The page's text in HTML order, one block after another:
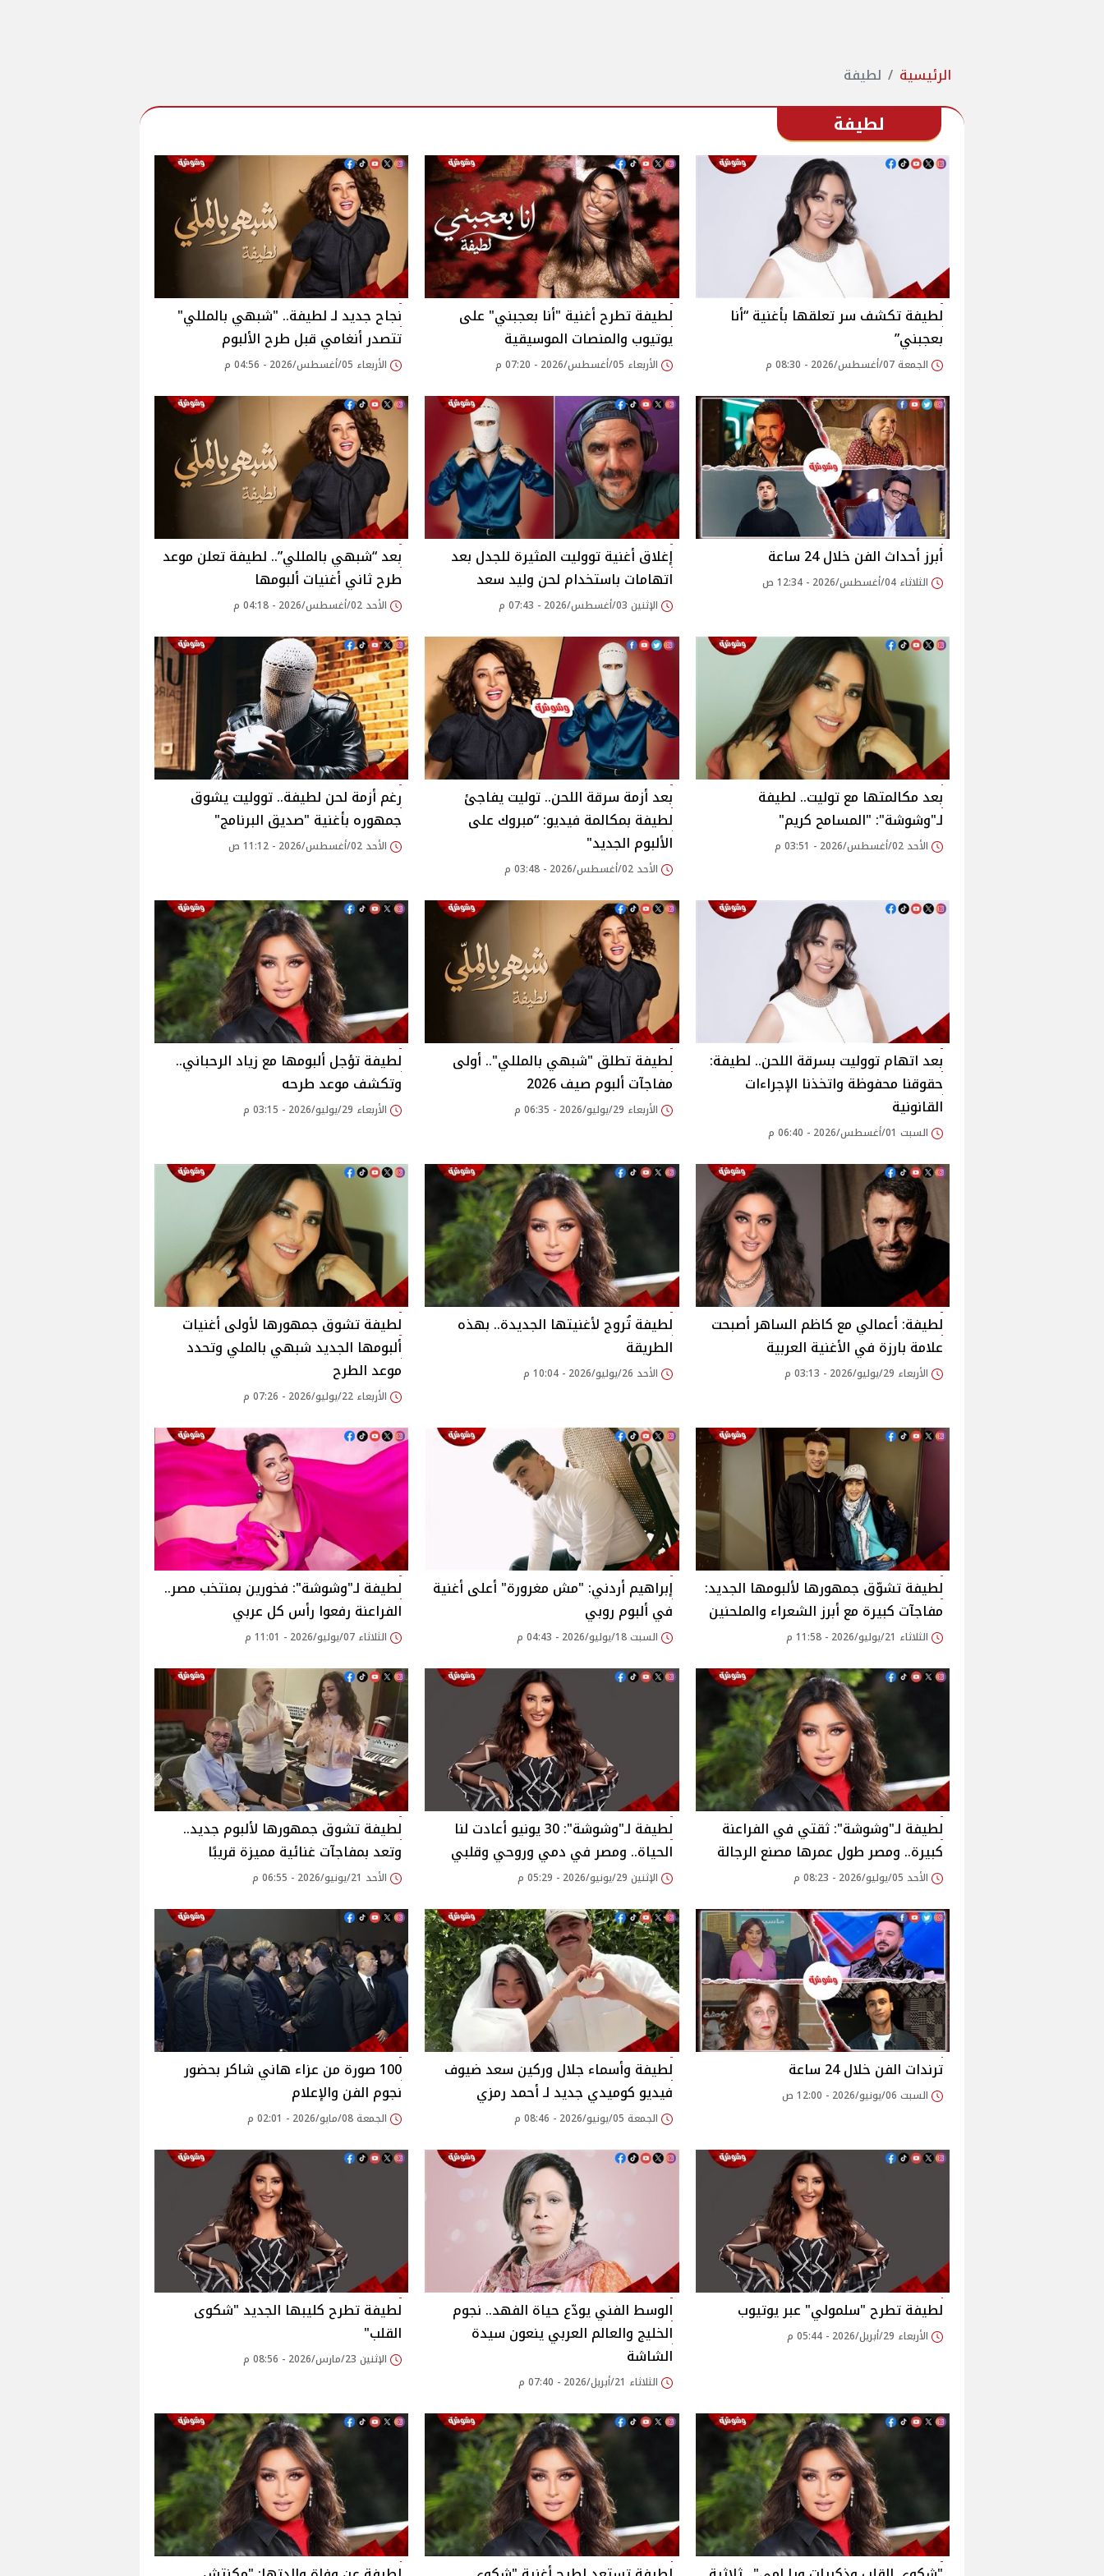
الرئيسية لطيفة
لطيفة
لطيفة تكشف سر تعلقها بأغنية “أنا
بعجبني”
الجمعة 07/أغسطس/2026 - 08:30 م
لطيفة تطرح أغنية "أنا بعجبني" على
يوتيوب والمنصات الموسيقية
الأربعاء 05/أغسطس/2026 - 07:20 م
نجاح جديد لـ لطيفة.. "شبهي بالمللي"
تتصدر أنغامي قبل طرح الألبوم
الأربعاء 05/أغسطس/2026 - 04:56 م
أبرز أحداث الفن خلال 24 ساعة
الثلاثاء 04/أغسطس/2026 - 12:34 ص
إغلاق أغنية تووليت المثيرة للجدل بعد
اتهامات باستخدام لحن وليد سعد
الإثنين 03/أغسطس/2026 - 07:43 م
بعد “شبهي بالمللي”.. لطيفة تعلن موعد
طرح ثاني أغنيات ألبومها
الأحد 02/أغسطس/2026 - 04:18 م
بعد مكالمتها مع توليت.. لطيفة
لـ"وشوشة": "المسامح كريم"
الأحد 02/أغسطس/2026 - 03:51 م
بعد أزمة سرقة اللحن.. توليت يفاجئ
لطيفة بمكالمة فيديو: “مبروك على
الألبوم الجديد"
الأحد 02/أغسطس/2026 - 03:48 م
رغم أزمة لحن لطيفة.. تووليت يشوق
جمهوره بأغنية "صديق البرنامج"
الأحد 02/أغسطس/2026 - 11:12 ص
بعد اتهام تووليت بسرقة اللحن.. لطيفة:
حقوقنا محفوظة واتخذنا الإجراءات
القانونية
السبت 01/أغسطس/2026 - 06:40 م
لطيفة تطلق "شبهي بالمللي".. أولى
مفاجآت ألبوم صيف 2026
الأربعاء 29/يوليو/2026 - 06:35 م
لطيفة تؤجل ألبومها مع زياد الرحباني..
وتكشف موعد طرحه
الأربعاء 29/يوليو/2026 - 03:15 م
لطيفة: أعمالي مع كاظم الساهر أصبحت
علامة بارزة في الأغنية العربية
الأربعاء 29/يوليو/2026 - 03:13 م
لطيفة تُروج لأغنيتها الجديدة.. بهذه
الطريقة
الأحد 26/يوليو/2026 - 10:04 م
لطيفة تشوق جمهورها لأولى أغنيات
ألبومها الجديد شبهي بالملي وتحدد
موعد الطرح
الأربعاء 22/يوليو/2026 - 07:26 م
لطيفة تشوّق جمهورها لألبومها الجديد:
مفاجآت كبيرة مع أبرز الشعراء والملحنين
الثلاثاء 21/يوليو/2026 - 11:58 م
إبراهيم أردني: "مش مغرورة" أعلى أغنية
في ألبوم روبي
السبت 18/يوليو/2026 - 04:43 م
لطيفة لـ"وشوشة": فخورين بمنتخب مصر..
الفراعنة رفعوا رأس كل عربي
الثلاثاء 07/يوليو/2026 - 11:01 م
لطيفة لـ"وشوشة": ثقتي في الفراعنة
كبيرة.. ومصر طول عمرها مصنع الرجالة
الأحد 05/يوليو/2026 - 08:23 م
لطيفة لـ"وشوشة": 30 يونيو أعادت لنا
الحياة.. ومصر في دمي وروحي وقلبي
الإثنين 29/يونيو/2026 - 05:29 م
لطيفة تشوق جمهورها لألبوم جديد..
وتعد بمفاجآت غنائية مميزة قريبًا
الأحد 21/يونيو/2026 - 06:55 م
ترندات الفن خلال 24 ساعة
السبت 06/يونيو/2026 - 12:00 ص
لطيفة وأسماء جلال وركين سعد ضيوف
فيديو كوميدي جديد لـ أحمد رمزي
الجمعة 05/يونيو/2026 - 08:46 م
100 صورة من عزاء هاني شاكر بحضور
نجوم الفن والإعلام
الجمعة 08/مايو/2026 - 02:01 م
لطيفة تطرح "سلمولي" عبر يوتيوب
الأربعاء 29/أبريل/2026 - 05:44 م
الوسط الفني يودّع حياة الفهد.. نجوم
الخليج والعالم العربي ينعون سيدة
الشاشة
الثلاثاء 21/أبريل/2026 - 07:40 م
لطيفة تطرح كليبها الجديد "شكوى
القلب"
الإثنين 23/مارس/2026 - 08:56 م